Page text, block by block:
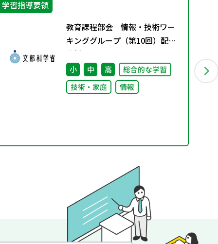
学習指導要領
教育課程部会 情報・技術ワー
キンググループ（第10回）配付
資料
小 中 高
総合的な学習
技術・家庭
情報